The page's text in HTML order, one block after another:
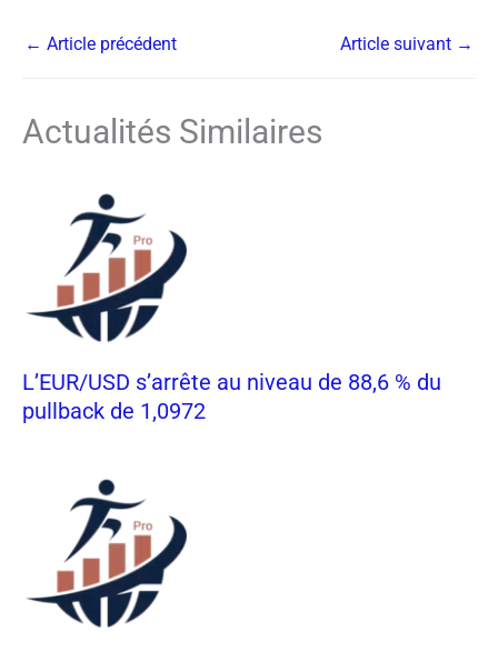
← Article précédent Article suivant →
Actualités Similaires
L’EUR/USD s’arrête au niveau de 88,6 % du
pullback de 1,0972